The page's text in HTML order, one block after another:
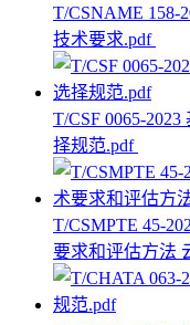
T/CSNAME 158-
技术要求.pdf
T/CSF 0065-
择规范.pdf
T/CSMPTE 45-
要求和评估方法